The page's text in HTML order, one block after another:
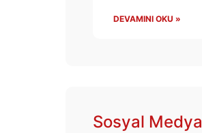
DEVAMINI OKU »
Sosyal Medya